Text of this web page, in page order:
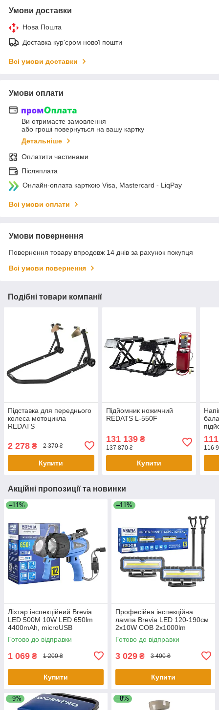
Умови доставки
Нова Пошта
Доставка кур'єром нової пошти
Всі умови доставки
Умови оплати
Ви отримаєте замовлення
або гроші повернуться на вашу картку
Детальніше
Оплатити частинами
Післяплата
Онлайн-оплата карткою Visa, Mastercard - LiqPay
Всі умови оплати
Умови повернення
Повернення товару впродовж 14 днів за рахунок покупця
Всі умови повернення
Подібні товари компанії
Підставка для переднього
колеса мотоцикла
REDATS
2 278 ₴ 2 370 ₴
Купити
Підйомник ножичний
REDATS L-550F
131 139₴
137 870 ₴
Купити
116
Акційні пропозиції та новинки
–11%
Ліхтар інспекційний Brevia
LED 500М 10W LED 650lm
4400mAh, microUSB
Готово до відправки
1 069 ₴ 1 200 ₴
Купити
–11%
Професійна інспекційна
лампа Brevia LED 120-190см
2x10W COB 2x1000lm
2x4000mAh Power Bank, type-
C
Готово до відправки
3 029 ₴ 3 400 ₴
Купити
–9% –8%